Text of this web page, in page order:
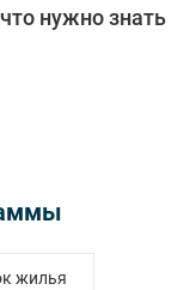
нужно знать
жилья